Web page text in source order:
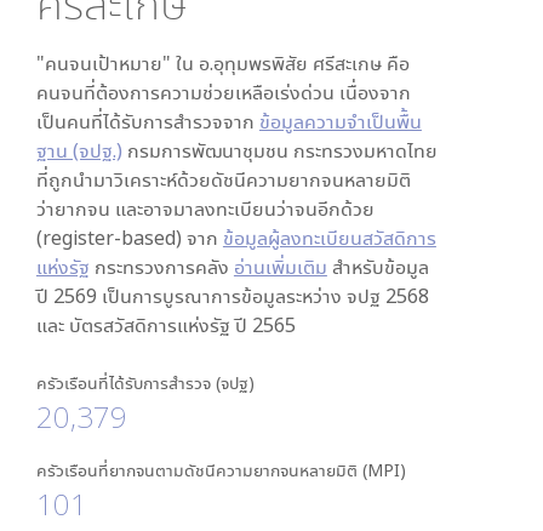
"คนจนเป้าหมาย" ใน อ.อุทุมพรพิสัย ศรีสะเกษ คือ
คนจนที่ต้องการความช่วยเหลือเร่งด่วน เนื่องจาก
เป็นคนที่ได้รับการสำรวจจาก ข้อมูลความจำเป็นพื้น
ฐาน (จปฐ.) กรมการพัฒนาชุมชน กระทรวงมหาดไทย
ที่ถูกนำมาวิเคราะห์ด้วยดัชนีความยากจนหลายมิติ
ว่ายากจน และอาจมาลงทะเบียนว่าจนอีกด้วย
(register-based) จาก ข้อมูลผู้ลงทะเบียนสวัสดิการ
แห่งรัฐ กระทรวงการคลัง อ่านเพิ่มเติม สำหรับข้อมูล
ปี 2569 เป็นการบูรณาการข้อมูลระหว่าง จปฐ 2568
และ บัตรสวัสดิการแห่งรัฐ ปี 2565
ครัวเรือนที่ได้รับการสำรวจ (จปฐ)
20,379
ครัวเรือนที่ยากจนตามดัชนีความยากจนหลายมิติ (MPI)
101